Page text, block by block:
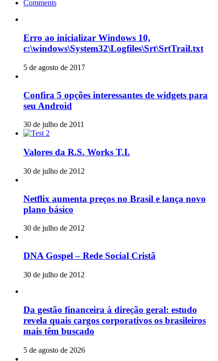
Comments
Erro ao inicializar Windows 10,
c:\windows\System32\Logfiles\Srt\SrtTrail.txt
5 de agosto de 2017
Confira 5 opções interessantes de widgets para
seu Android
30 de julho de 2011
Valores da R.S. Works T.I.
30 de julho de 2012
Netflix aumenta preços no Brasil e lança novo
plano básico
30 de julho de 2012
DNA Gospel – Rede Social Cristã
30 de julho de 2012
Da gestão financeira à direção geral: estudo
revela quais cargos corporativos os brasileiros
mais têm buscado
5 de agosto de 2026